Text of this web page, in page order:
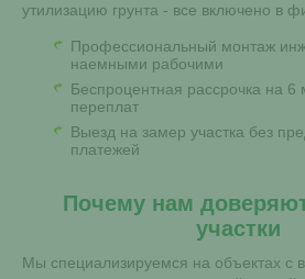
утилизацию грунта - все включено в
Профессиональный монтаж
наемными рабочими
Беспроцентная рассрочка на 6
переплат
Выезд на замер участка без
платежей
Почему нам
участки
Мы специализируемся на объектах с